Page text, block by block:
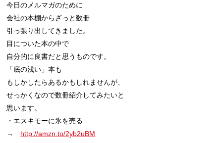
今日のメルマガのために
会社の本棚からざっと数冊
引っ張り出してきました。
目についた本の中で
自分的に良書だと思うものです。
「底の浅い」本も
もしかしたらあるかもしれませんが、
せっかくなので数冊紹介してみたいと
思います。
・エスキモーに氷を売る
→ http://amzn.to/2yb2uBM